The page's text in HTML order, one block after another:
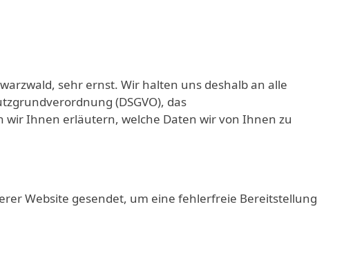
sehr ernst. Wir halten uns deshalb an alle
(DSGVO), das
wir Ihnen erläutern, welche Daten wir von Ihnen zu
Website gesendet, um eine fehlerfreie Bereitstellung